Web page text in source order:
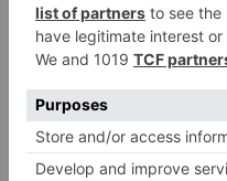
1
2